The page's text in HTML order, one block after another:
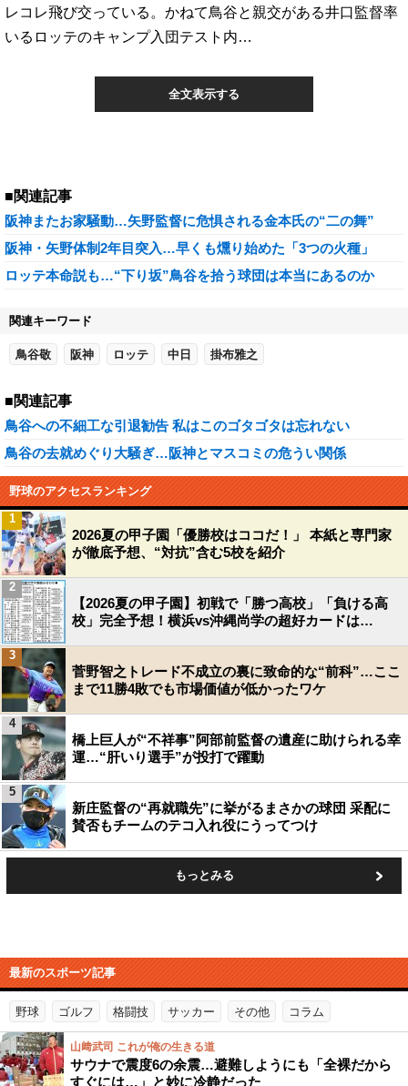
レコレ飛び交っている。かねて鳥谷と親交がある井口監督率
いるロッテのキャンプ入団テスト内…
全文表示する
■関連記事
阪神またお家騒動…矢野監督に危惧される金本氏の“二の舞”
阪神・矢野体制2年目突入…早くも燻り始めた「3つの火種」
ロッテ本命説も…“下り坂”鳥谷を拾う球団は本当にあるのか
関連キーワード
鳥谷敬 阪神 ロッテ 中日 掛布雅之
■関連記事
鳥谷への不細工な引退勧告 私はこのゴタゴタは忘れない
鳥谷の去就めぐり大騒ぎ…阪神とマスコミの危うい関係
野球のアクセスランキング
2026夏の甲子園「優勝校はココだ！」 本紙と専門家
が徹底予想、“対抗”含む5校を紹介
1
【2026夏の甲子園】初戦で「勝つ高校」「負ける高
校」完全予想！横浜vs沖縄尚学の超好カードは…
2
菅野智之トレード不成立の裏に致命的な“前科”…ここ
まで11勝4敗でも市場価値が低かったワケ
3
橋上巨人が“不祥事”阿部前監督の遺産に助けられる幸
運…“肝いり選手”が投打で躍動
4
新庄監督の“再就職先”に挙がるまさかの球団 采配に
賛否もチームのテコ入れ役にうってつけ
5
もっとみる
最新のスポーツ記事
野球 ゴルフ 格闘技 サッカー その他 コラム
山﨑武司 これが俺の生きる道
サウナで震度6の余震…避難しようにも「全裸だから
すぐには…」と妙に冷静だった